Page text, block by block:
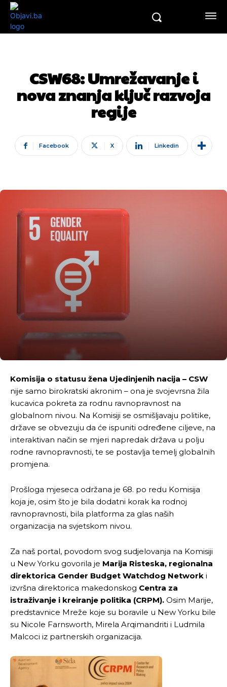
CSW68: Umrežavanje i
nova znanja ključ razvoja
regije
Facebook X Linkedin
Komisija o statusu žena Ujedinjenih nacija – CSW
nije samo birokratski akronim – ona je svojevrsna žila
kucavica pokreta za rodnu ravnopravnost na
globalnom nivou. Na Komisiji se osmišljavaju politike,
države se obvezuju da će ispuniti određene ciljeve, na
interaktivan način se mjeri napredak država u polju
rodne ravnopravnosti, te se postavlja temelj globalnih
promjena.
Prošloga mjeseca održana je 68. po redu Komisija
koja je, osim što je bila dodatni korak ka rodnoj
ravnopravnosti, bila platforma za glas naših
organizacija na svjetskom nivou.
Za naš portal, povodom svog sudjelovanja na Komisiji
u New Yorku govorila je Marija Risteska, regionalna
direktorica Gender Budget Watchdog Network i
izvršna direktorica makedonskog Centra za
istraživanje i kreiranje politika (CRPM). Osim Marije,
predstavnice Mreže koje su boravile u New Yorku bile
su Nicole Farnsworth, Mirela Arqimandriti i Ludmila
Malcoci iz partnerskih organizacija.